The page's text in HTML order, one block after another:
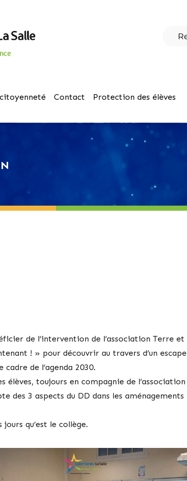
Contact Protection des élèves
de l’intervention de l’association Terre et
! » pour découvrir au travers d’un escape
de l’agenda 2030.
toujours en compagnie de l’association
des 3 aspects du DD dans les aménagements
qu’est le collège.